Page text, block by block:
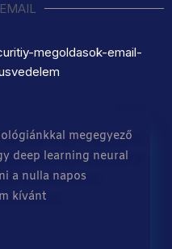
megegyező
deep learning neural
a nulla napos
kívánt